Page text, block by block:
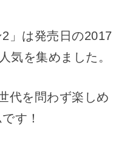
」は発売日の2017
気を集めました。
代を問わず楽しめ
す！